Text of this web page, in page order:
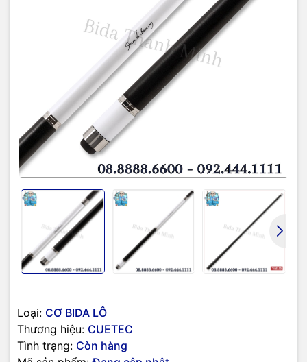
Loại: CƠ BIDA LÔ
Thương hiệu: CUETEC
Tình trạng: Còn hàng
- Ngọn Cynergy 12.5mm Carbon
- Chuôi gỗ phong Canada
- Dụng cụ bảo quản đầu tẩy Cuetec
- Ốc bảo vệ ren
- Khăn vệ sinh ngọn Cynergy , Tem Cuetec